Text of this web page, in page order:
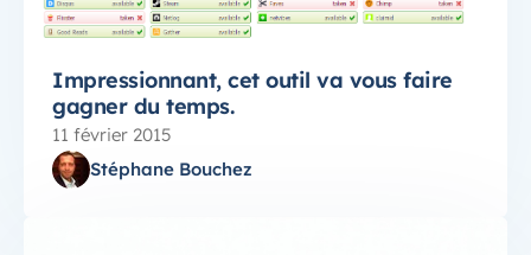
Impressionnant, cet outil va vous faire
gagner du temps.
11 février 2015
Stéphane Bouchez